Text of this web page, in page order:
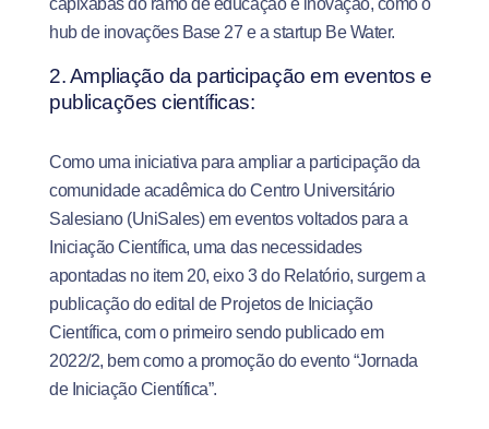
capixabas do ramo de educação e inovação, como o
hub de inovações Base 27 e a startup Be Water.
2. Ampliação da participação em eventos e
publicações científicas:
Como uma iniciativa para ampliar a participação da
comunidade acadêmica do Centro Universitário
Salesiano (UniSales) em eventos voltados para a
Iniciação Científica, uma das necessidades
apontadas no item 20, eixo 3 do Relatório, surgem a
publicação do edital de Projetos de Iniciação
Científica, com o primeiro sendo publicado em
2022/2, bem como a promoção do evento “Jornada
de Iniciação Científica”.